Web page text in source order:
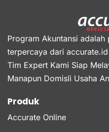
Program Akuntansi
terpercaya dari
Tim Expert Kami Siap
Manapun Domisli Usaha
Produk
Accurate Online